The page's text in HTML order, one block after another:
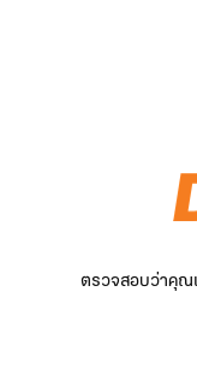
ตรวจสอบว่าคุณ